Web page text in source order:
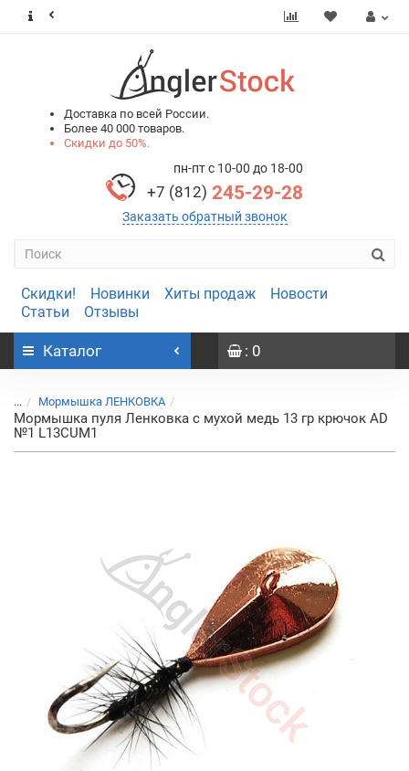
Доставка по всей России.
Более 40 000 товаров.
Скидки до 50%.
пн-пт с 10-00 до 18-00
+7 (812) 245-29-28
Заказать обратный звонок
Скидки! Новинки Хиты продаж
Новости
Статьи
Отзывы
Каталог : 0
... Мормышка ЛЕНКОВКА
Мормышка пуля Ленковка с мухой медь 13 гр крючок AD
№1 L13CUM1